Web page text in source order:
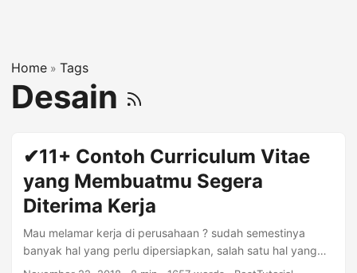
Home » Tags
Desain
✔11+ Contoh Curriculum Vitae
yang Membuatmu Segera
Diterima Kerja
Mau melamar kerja di perusahaan ? sudah semestinya
banyak hal yang perlu dipersiapkan, salah satu hal yang
terpenting adalah CV atau curriculum vitae. Untuk